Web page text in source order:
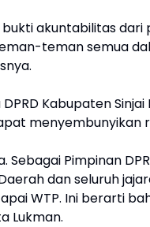
bukti akuntabilitas
teman semua
Kabupaten
menyembunyikan
Sebagai Pimpinan
dan seluruh
WTP. Ini berarti
Lukman.